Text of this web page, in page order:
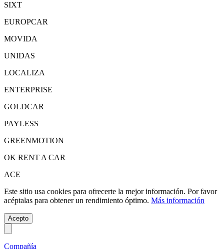
SIXT
EUROPCAR
MOVIDA
UNIDAS
LOCALIZA
ENTERPRISE
GOLDCAR
PAYLESS
GREENMOTION
OK RENT A CAR
ACE
Este sitio usa cookies para ofrecerte la mejor información. Por favor
acéptalas para obtener un rendimiento óptimo. Más información
Acepto
Compañía